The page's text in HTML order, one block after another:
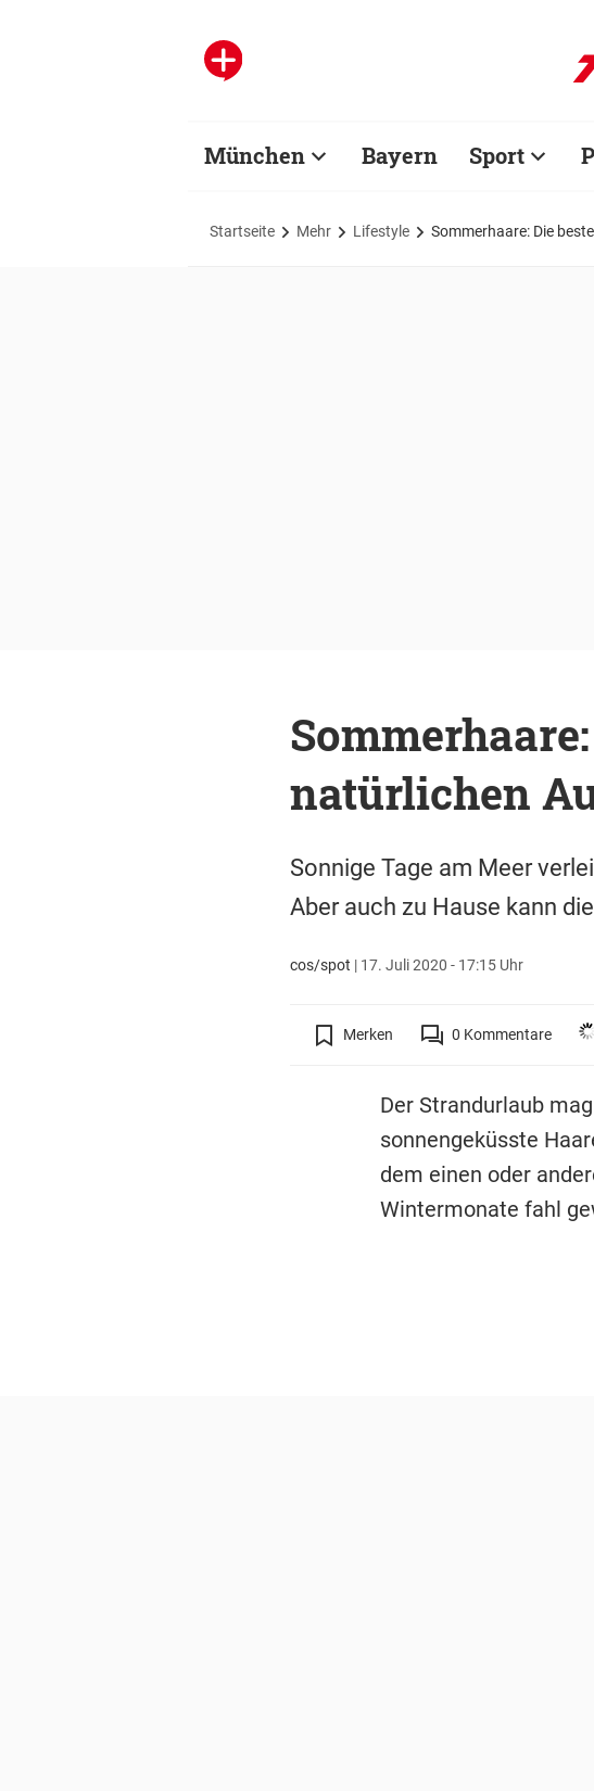
München Bayern Sport
Startseite Mehr Lifestyle Sommerhaare: Die
natürlichen
Sonnige Tage am Meer
Aber auch zu Hause kann
cos/spot | 17. Juli 2020 - 17:15 Uhr
Merken 0 Kommentare
Der Strandurlaub
sonnengeküsste
dem einen oder
Wintermonate fahl